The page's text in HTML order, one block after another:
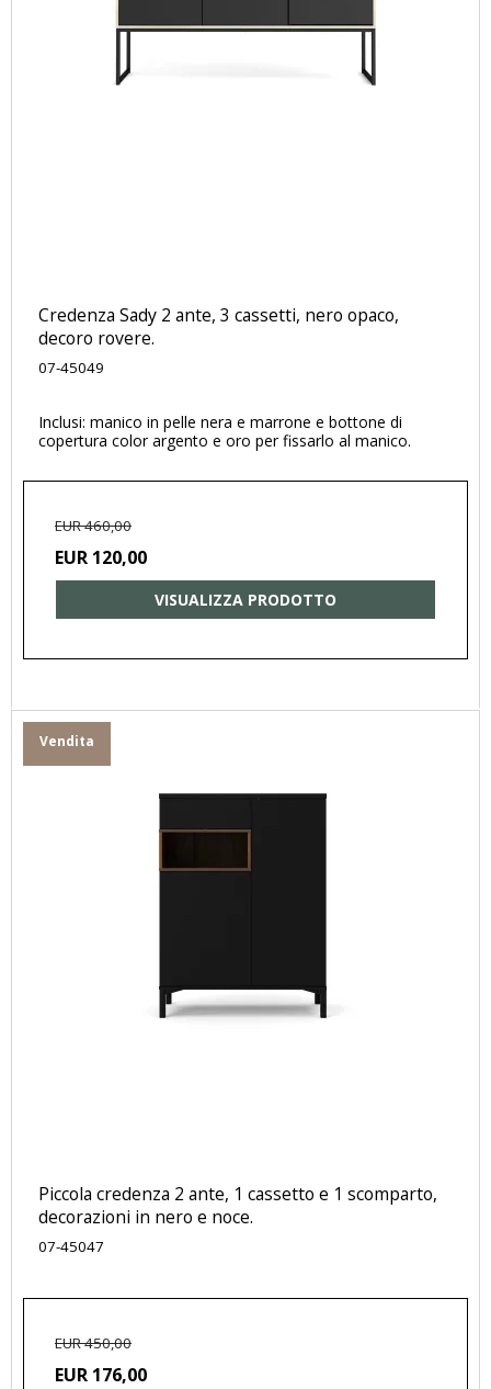
Credenza Sady 2 ante, 3 cassetti, nero opaco,
decoro rovere.
07-45049
Inclusi: manico in pelle nera e marrone e bottone di
copertura color argento e oro per fissarlo al manico.
EUR 460,00
EUR 120,00
VISUALIZZA PRODOTTO
Vendita
Piccola credenza 2 ante, 1 cassetto e 1 scomparto,
decorazioni in nero e noce.
07-45047
EUR 450,00
EUR 176,00